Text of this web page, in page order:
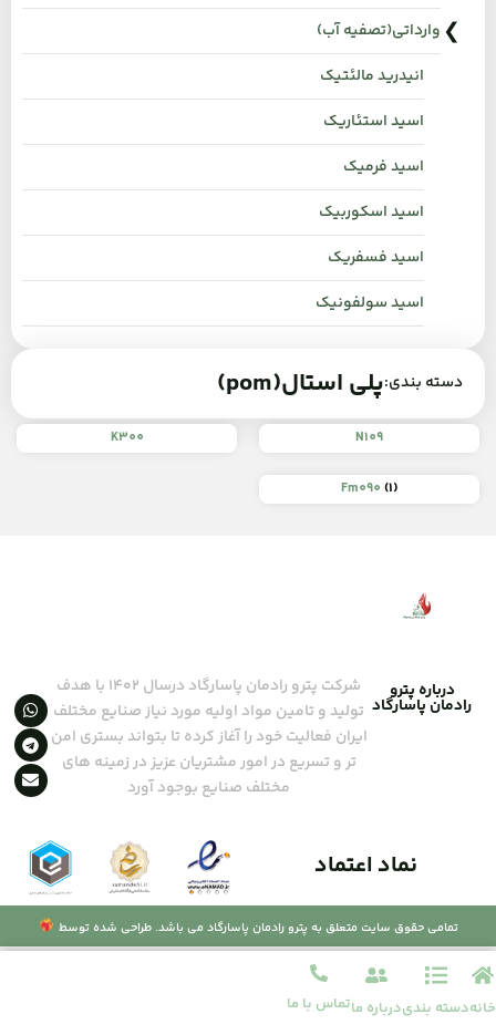
وارداتی(تصفیه آب)
انیدرید مالئتیک
اسید استئاریک
اسید فرمیک
اسید اسکوربیک
اسید فسفریک
اسید سولفونیک
دسته بندی:پلی استال(pom)
N109
K300
Fm090 (1)
درباره پترو
رادمان پاسارگاد
شرکت پترو رادمان پاسارگاد درسال ۱۴۰۲ با هدف
تولید و تامین مواد اولیه مورد نیاز صنایع مختلف
ایران فعالیت خود را آغاز کرده تا بتواند بستری امن
تر و تسریع در امور مشتریان عزیز در زمینه های
مختلف صنایع بوجود آورد
نماد اعتماد
تمامی حقوق سایت متعلق به پترو رادمان پاسارگاد می باشد. طراحی شده توسط
خانهدسته بندیدرباره ماتماس با ما